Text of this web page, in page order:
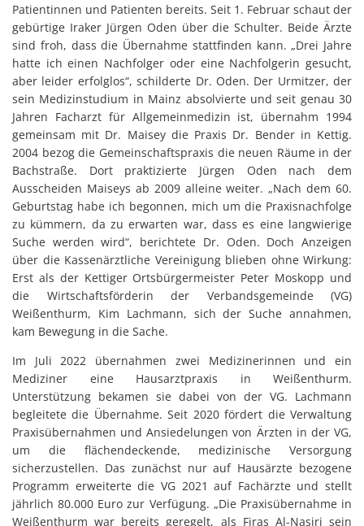
Patientinnen und Patienten bereits. Seit 1. Februar schaut der
gebürtige Iraker Jürgen Oden über die Schulter. Beide Ärzte
sind froh, dass die Übernahme stattfinden kann. „Drei Jahre
hatte ich einen Nachfolger oder eine Nachfolgerin gesucht,
aber leider erfolglos“, schilderte Dr. Oden. Der Urmitzer, der
sein Medizinstudium in Mainz absolvierte und seit genau 30
Jahren Facharzt für Allgemeinmedizin ist, übernahm 1994
gemeinsam mit Dr. Maisey die Praxis Dr. Bender in Kettig.
2004 bezog die Gemeinschaftspraxis die neuen Räume in der
Bachstraße. Dort praktizierte Jürgen Oden nach dem
Ausscheiden Maiseys ab 2009 alleine weiter. „Nach dem 60.
Geburtstag habe ich begonnen, mich um die Praxisnachfolge
zu kümmern, da zu erwarten war, dass es eine langwierige
Suche werden wird“, berichtete Dr. Oden. Doch Anzeigen
über die Kassenärztliche Vereinigung blieben ohne Wirkung:
Erst als der Kettiger Ortsbürgermeister Peter Moskopp und
die Wirtschaftsförderin der Verbandsgemeinde (VG)
Weißenthurm, Kim Lachmann, sich der Suche annahmen,
kam Bewegung in die Sache.
Im Juli 2022 übernahmen zwei Medizinerinnen und ein
Mediziner eine Hausarztpraxis in Weißenthurm.
Unterstützung bekamen sie dabei von der VG. Lachmann
begleitete die Übernahme. Seit 2020 fördert die Verwaltung
Praxisübernahmen und Ansiedelungen von Ärzten in der VG,
um die flächendeckende, medizinische Versorgung
sicherzustellen. Das zunächst nur auf Hausärzte bezogene
Programm erweiterte die VG 2021 auf Fachärzte und stellt
jährlich 80.000 Euro zur Verfügung. „Die Praxisübernahme in
Weißenthurm war bereits geregelt, als Firas Al-Nasiri sein